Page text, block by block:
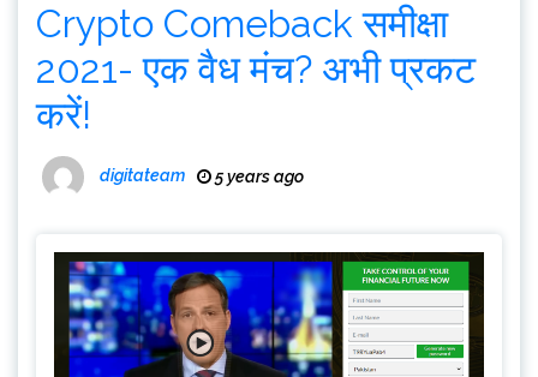
Crypto Comeback समीक्षा
2021- एक वैध मंच? अभी प्रकट
करें!
digitateam 5 years ago